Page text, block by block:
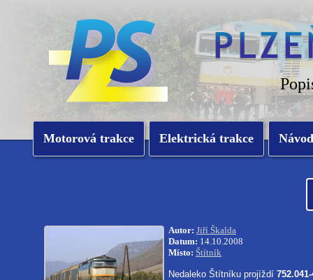
Motorová trakce Elektrická trakce
Autor: Jiří Škalda
Datum: 14.10.2008
Místo: Štítník
Nedaleko Štítníku projíždí